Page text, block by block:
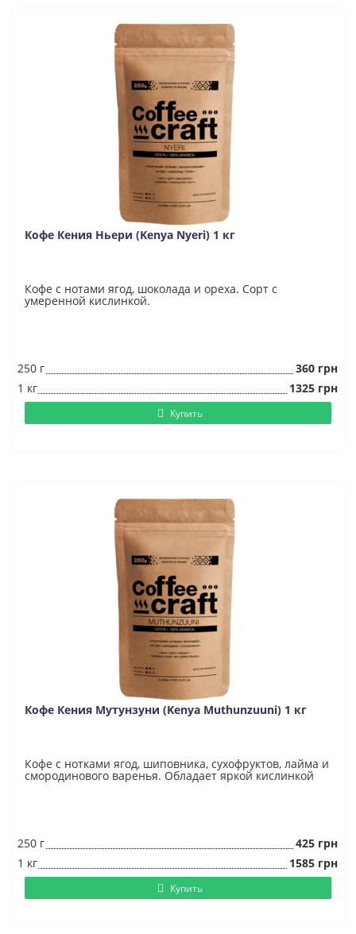
Кофе Кения Ньери (Kenya Nyeri) 1 кг
Кофе с нотами ягод, шоколада и ореха. Сорт с
умеренной кислинкой.
250 г
360 грн
1 кг
1325 грн
Купить
Кофе Кения Мутунзуни (Kenya Muthunzuuni) 1 кг
Кофе с нотками ягод, шиповника, сухофруктов, лайма и
смородинового варенья. Обладает яркой кислинкой
250 г
425 грн
1 кг
1585 грн
Купить